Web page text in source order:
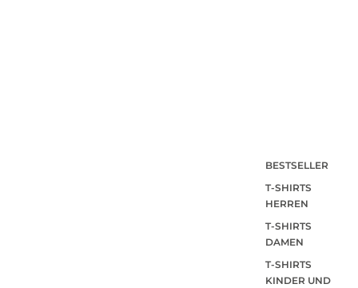
BESTSELLER
T-SHIRTS
HERREN
T-SHIRTS
DAMEN
T-SHIRTS
KINDER UND